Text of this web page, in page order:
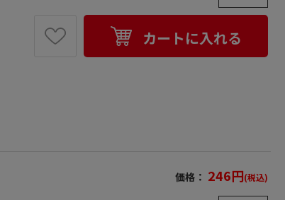
カートに入れる
価格： 246円(税込)